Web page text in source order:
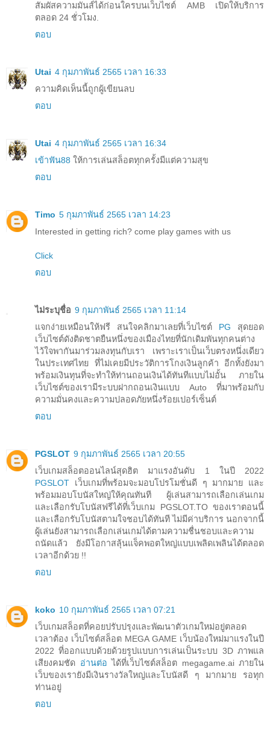
สัมผัสความมันส์ได้ก่อนใครบนเว็บไซต์ AMB เปิดให้บริการ
ตลอด 24 ชั่วโมง.
ตอบ
Utai 4 กุมภาพันธ์ 2565 เวลา 16:33
ความคิดเห็นนี้ถูกผู้เขียนลบ
ตอบ
Utai 4 กุมภาพันธ์ 2565 เวลา 16:34
เข้าฟัน88 ให้การเล่นสล็อตทุกครั้งมีแต่ความสุข
ตอบ
Timo 5 กุมภาพันธ์ 2565 เวลา 14:23
Interested in getting rich? come play games with us
Click
ตอบ
ไม่ระบุชื่อ 9 กุมภาพันธ์ 2565 เวลา 11:14
แจกง่ายเหมือนให้ฟรี สนใจคลิกมาเลยที่เว็บไซต์ PG สุดยอด
เว็บไซต์ดังติดชาตยืนหนึ่งของเมืองไทยที่นักเดิมพันทุกคนต่าง
ไว้ใจพากันมาร่วมลงทุนกับเรา เพราะเราเป็นเว็บตรงหนึ่งเดียว
ในประเทศไทย ที่ไม่เคยมีประวัติการโกงเงินลูกค้า อีกทั้งยังมา
พร้อมเงินทุนที่จะทำให้ท่านถอนเงินได้ทันทีแบบไม่อั้น ภายใน
เว็บไซต์ของเรามีระบบฝากถอนเงินแบบ Auto ที่มาพร้อมกับ
ความมั่นคงและความปลอดภัยหนึ่งร้อยเปอร์เซ็นต์
ตอบ
PGSLOT 9 กุมภาพันธ์ 2565 เวลา 20:55
เว็บเกมสล็อตออนไลน์สุดฮิต มาแรงอันดับ 1 ในปี 2022
PGSLOT เว็บเกมที่พร้อมจะมอบโปรโมชั่นดี ๆ มากมาย และ
พร้อมมอบโบนัสใหญ่ให้คุณทันที ผู้เล่นสามารถเลือกเล่นเกม
และเลือกรับโบนัสฟรีได้ที่เว็บเกม PGSLOT.TO ของเราตอนนี้
และเลือกรับโบนัสตามใจชอบได้ทันที ไม่มีค่าบริการ นอกจากนี้
ผู้เล่นยังสามารถเลือกเล่นเกมได้ตามความชื่นชอบและความ
ถนัดแล้ว ยังมีโอกาสลุ้นแจ็คพอตใหญ่แบบเพลิดเพลินได้ตลอด
เวลาอีกด้วย !!
ตอบ
koko 10 กุมภาพันธ์ 2565 เวลา 07:21
เว็บเกมสล็อตที่คอยปรับปรุงและพัฒนาตัวเกมใหม่อยู่ตลอด
เวลาต้อง เว็บไซต์สล็อต MEGA GAME เว็บน้องใหม่มาแรงในปี
2022 ที่ออกแบบด้วยด้วยรูปแบบการเล่นเป็นระบบ 3D ภาพแล
เสียงคมชัด อ่านต่อ ได้ที่เว็บไซต์สล็อต megagame.ai ภายใน
เว็บของเรายังมีเงินรางวัลใหญ่และโบนัสดี ๆ มากมาย รอทุก
ท่านอยู่
ตอบ